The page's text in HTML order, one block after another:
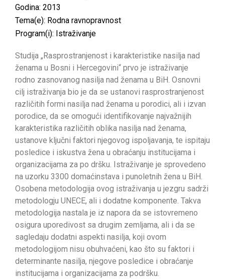
Godina: 2013
Tema(e): Rodna ravnopravnost
Program(i): Istraživanje
Studija „Rasprostranjenost i karakteristike nasilja nad
ženama u Bosni i Hercegovini“ prvo je istraživanje
rodno zasnovanog nasilja nad ženama u BiH. Osnovni
cilj istraživanja bio je da se ustanovi rasprostranjenost
različitih formi nasilja nad ženama u porodici, ali i izvan
porodice, da se omogući identifikovanje najvažnijih
karakteristika različitih oblika nasilja nad ženama,
ustanove ključni faktori njegovog ispoljavanja, te ispitaju
posledice i iskustva žena u obraćanju institucijama i
organizacijama za po dršku. Istraživanje je sprovedeno
na uzorku 3300 domaćinstava i punoletnih žena u BiH.
Osobena metodologija ovog istraživanja u jezgru sadrži
metodologju UNECE, ali i dodatne komponente. Takva
metodologija nastala je iz napora da se istovremeno
osigura uporedivost sa drugim zemljama, ali i da se
sagledaju dodatni aspekti nasilja, koji ovom
metodologijom nisu obuhvaćeni, kao što su faktori i
determinante nasilja, njegove posledice i obraćanje
institucijama i organizacijama za podršku.